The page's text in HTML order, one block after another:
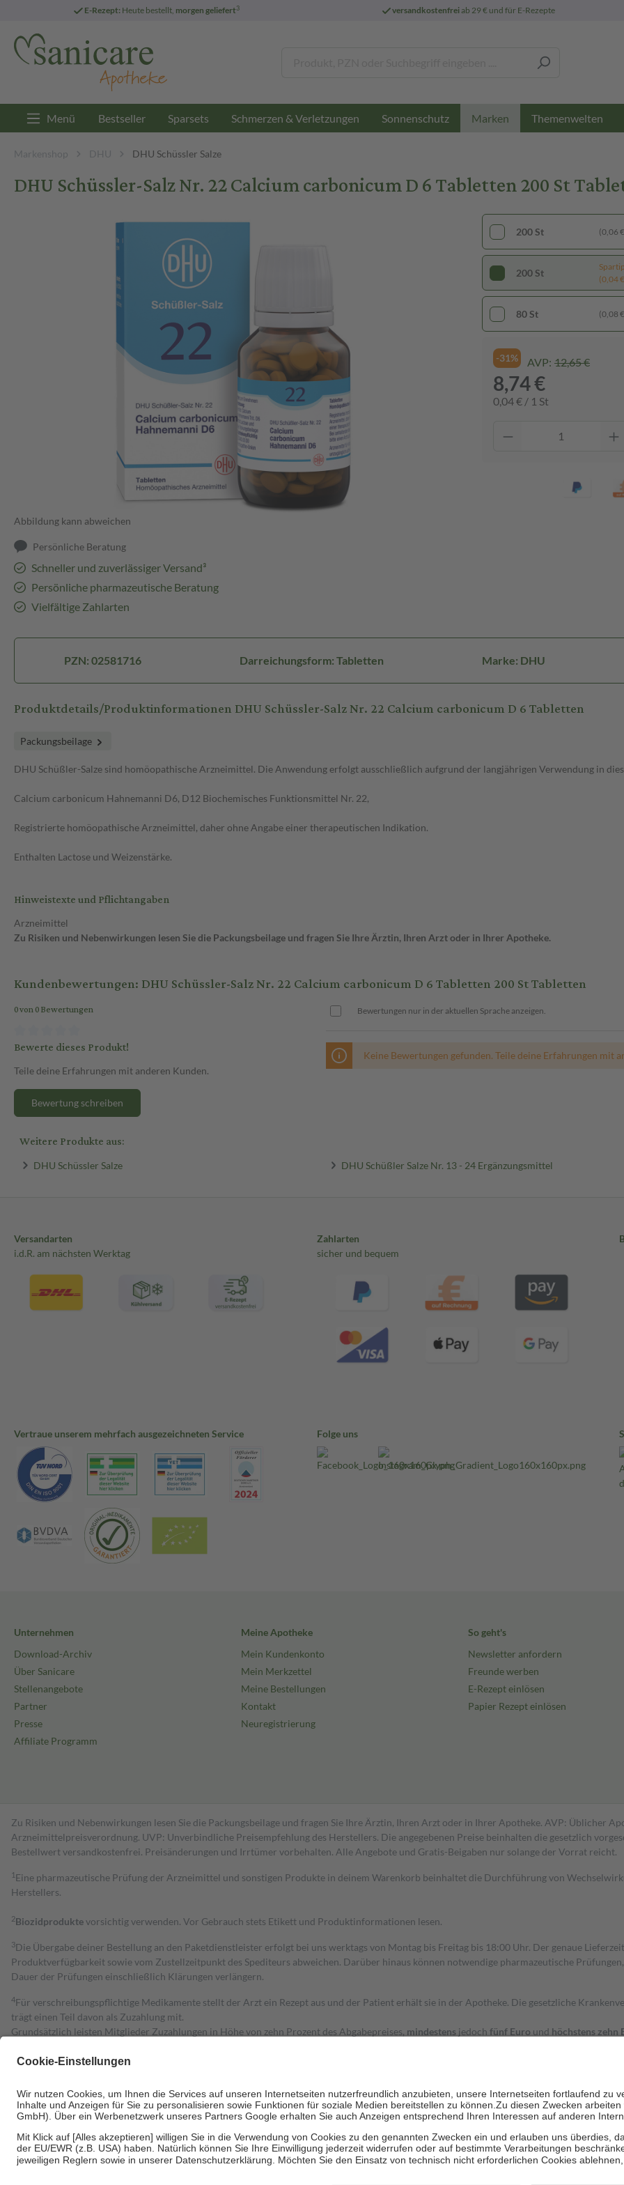
E-Rezept: Heute bestellt, morgen geliefert3 versandkostenfreiab 29 € und für E-Rezepte
Menü Bestseller Sparsets Schmerzen & Verletzungen Sonnenschutz Marken Themenwelten
Markenshop DHU DHU Schüssler Salze
DHU Schüssler-Salz Nr. 22 Calcium carbonicum D 6 Tabletten 200 St
Abbildung kann abweichen
Persönliche Beratung
Schneller und zuverlässiger Versand³
Persönliche pharmazeutische Beratung
Vielfältige Zahlarten
200 St (0,06
200 St
(0,04
80 St (0,08
-31% AVP: 12,65 €
8,74 €
0,04 € / 1 St
PZN: 02581716 Darreichungsform: Tabletten Marke: DHU
Produktdetails/Produktinformationen DHU Schüssler-Salz Nr. 22 Calcium carbonicum D 6 Tabletten
Packungsbeilage
DHU Schüßler-Salze sind homöopathische Arzneimittel. Die Anwendung erfolgt ausschließlich aufgrund der langjährigen Verwendung in
Calcium carbonicum Hahnemanni D6, D12 Biochemisches Funktionsmittel Nr. 22,
Registrierte homöopathische Arzneimittel, daher ohne Angabe einer therapeutischen Indikation.
Enthalten Lactose und Weizenstärke.
Hinweistexte und Pflichtangaben
Arzneimittel
Zu Risiken und Nebenwirkungen lesen Sie die Packungsbeilage und fragen Sie Ihre Ärztin, Ihren Arzt oder in Ihrer Apotheke.
Kundenbewertungen: DHU Schüssler-Salz Nr. 22 Calcium carbonicum D 6 Tabletten 200 St Tabletten
0 von 0 Bewertungen
Bewerte dieses Produkt!
Teile deine Erfahrungen mit anderen Kunden.
Bewertung schreiben
Bewertungen nur in der aktuellen Sprache anzeigen.
Keine Bewertungen gefunden. Teile deine Erfahrungen mit
Weitere Produkte aus:
DHU Schüssler Salze DHU Schüßler Salze Nr. 13 - 24 Ergänzungsmittel
Versandarten
i.d.R. am nächsten Werktag
Zahlarten
sicher und bequem
Vertraue unserem mehrfach ausgezeichneten Service Folge uns
Unternehmen
Download-Archiv
Über Sanicare
Stellenangebote
Partner
Presse
Affiliate Programm
Meine Apotheke
Mein Kundenkonto
Mein Merkzettel
Meine Bestellungen
Kontakt
Neuregistrierung
So geht's
Newsletter anfordern
Freunde werben
E-Rezept einlösen
Papier Rezept einlösen
Zu Risiken und Nebenwirkungen lesen Sie die Packungsbeilage und fragen Sie Ihre Ärztin, Ihren Arzt oder in Ihrer Apotheke. AVP: Üblicher
Arzneimittelpreisverordnung. UVP: Unverbindliche Preisempfehlung des Herstellers. Die angegebenen Preise beinhalten die gesetzlich
Bestell­wert versand­kosten­frei. Preisänderungen und Irrtümer vorbehalten. Alle Angebote und Gratis-Beigaben nur solange der Vorrat reicht.
1 Eine pharmazeutische Prüfung der Arzneimittel und sonstigen Produkte in deinem Warenkorb beinhaltet die Durchführung von
Herstellers.
2Biozidproduktevorsichtig verwenden. Vor Gebrauch stets Etikett und Produktinformationen lesen.
3Die Übergabe deiner Bestellung an den Paketdienstleister erfolgt bei uns werktags von Montag bis Freitag bis 18:00 Uhr. Der genaue
Produktverfügbarkeit sowie vom Zustellzeitpunkt des Spediteurs abweichen. Darüber hinaus können notwendige pharmazeutische
Dauer der Prüfungen einschließlich Klärungen verlängern.
4Für verschreibungspflichtige Medikamente stellt der Arzt ein Rezept aus und der Patient erhält sie in der Apotheke. Die gesetzliche
trägt einen Teil davon als Zuzahlung mit.
Grundsätzlich leisten Mitglieder Zuzahlungen in Höhe von zehn Prozent des Abgabepreises, mindestens jedoch fünf Euro und höchstens zehn
Diese Regeln gelten grundsätzlich auch für Online-Apotheken.
Um das Engagement der Versicherten für ihre eigene Gesundheit zu stärken und die besondere Stellung der Familie zu unterstützen, fallen
• Kindern und Jugendlichen bis zum vollendeten 18. Lebensjahr mit Ausnahme der Fahrkosten
• Untersuchungen zur Vorsorge und Früherkennung, die von der GKV getragen werden
• empfohlenen Schutzimpfungen
• Harn- und Blutteststreifen